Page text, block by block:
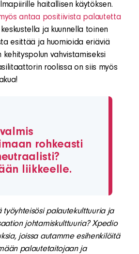
haitallisen käytöksen.
antaa positiivista palautetta
ja kuunnella toinen
esittää ja huomioida eriäviä
vahvistamiseksi
roolissa on siis myös
rohkeasti
liikkeelle.
työyhteisösi palautekulttuuria ja
johtamiskulttuuria? Xpedio
joissa autamme esihenkilöitä
palautetaitojaan ja